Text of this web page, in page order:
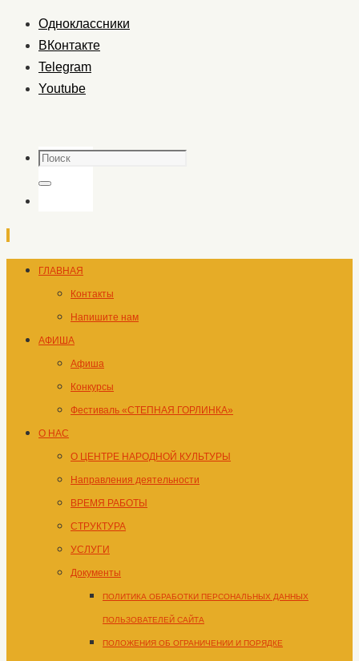
Одноклассники
ВКонтакте
Telegram
Youtube
Поиск
Поиск
Перейти
содержимому
ГЛАВНАЯ
Контакты
Напишите нам
АФИША
Афиша
Конкурсы
Фестиваль «СТЕПНАЯ ГОРЛИНКА»
О НАС
О ЦЕНТРЕ НАРОДНОЙ КУЛЬТУРЫ
Направления деятельности
ВРЕМЯ РАБОТЫ
СТРУКТУРА
УСЛУГИ
Документы
ПОЛИТИКА ОБРАБОТКИ ПЕРСОНАЛЬНЫХ ДАННЫХ
ПОЛЬЗОВАТЕЛЕЙ САЙТА
ПОЛОЖЕНИЯ ОБ ОГРАНИЧЕНИИ И ПОРЯДКЕ